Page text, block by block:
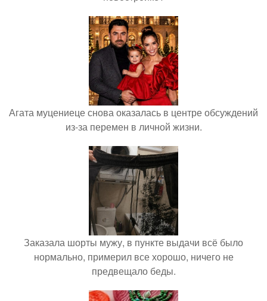
Агата муцениеце снова оказалась в центре обсуждений
из-за перемен в личной жизни.
Заказала шорты мужу, в пункте выдачи всё было
нормально, примерил все хорошо, ничего не
предвещало беды.